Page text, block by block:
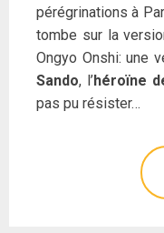
pérégrinations à
tombe sur la
Ongyo Onshi: une
Sando, l’héroïne
pas pu résister…